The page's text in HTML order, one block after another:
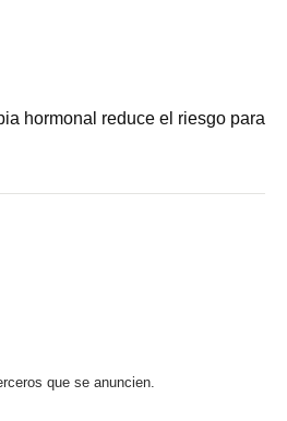
hormonal reduce el riesgo para
que se anuncien.